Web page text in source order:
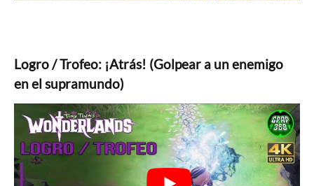
Logro / Trofeo: ¡Atrás! (Golpear a un enemigo
en el supramundo)